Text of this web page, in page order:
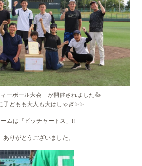
ーボール大会 が開催されました👍
どもも大人も大はしゃぎ✨✨
ムは「ピッチャートス」!!
りがとうございました。